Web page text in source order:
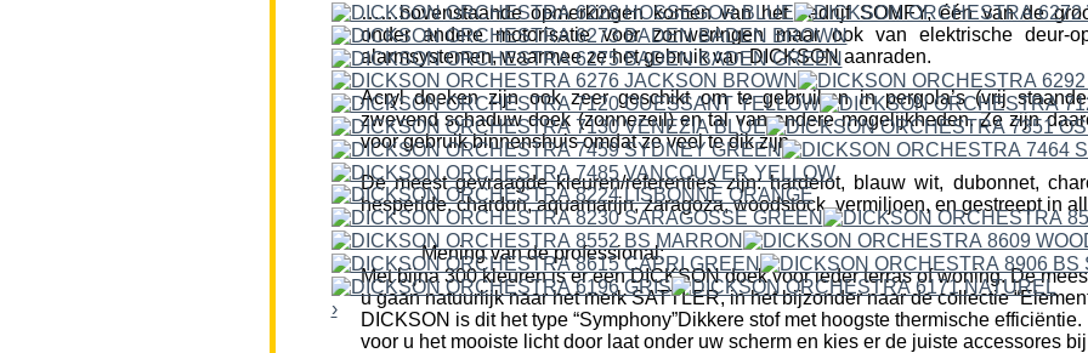
›
……bovenstaande opmerkingen komen van het bedrijf SOMFY, één van de
onder andere motorisatie voor zonweringen maar ook van elektrische deur-
alarmsystemen, waarmee ze het gebruik van DICKSON aanraden.
Acryl doeken zijn ook zeer geschikt om te gebruiken in pergola’s (vrij
zwevend schaduw doek (zonnezeil) en tal van andere mogelijkheden. Ze zijn
voor gebruik binnenshuis omdat ze veel te dik zijn.
De meest gevraagde kleuren/referenties zijn: hardelot, blauw wit, dubonnet,
hesperide, chardon, aquamarijn, zaragoza, woodstock, vermiljoen, en gestreept in
Mening van de professional:
Met bijna 300 kleuren is er een DICKSON doek voor ieder terras of woning. De
u gaan natuurlijk naar het merk SATTLER, in het bijzonder naar de collectie
DICKSON is dit het type “Symphony”Dikkere stof met hoogste thermische
voor u het mooiste licht door laat onder uw scherm en kies er de juiste accessores